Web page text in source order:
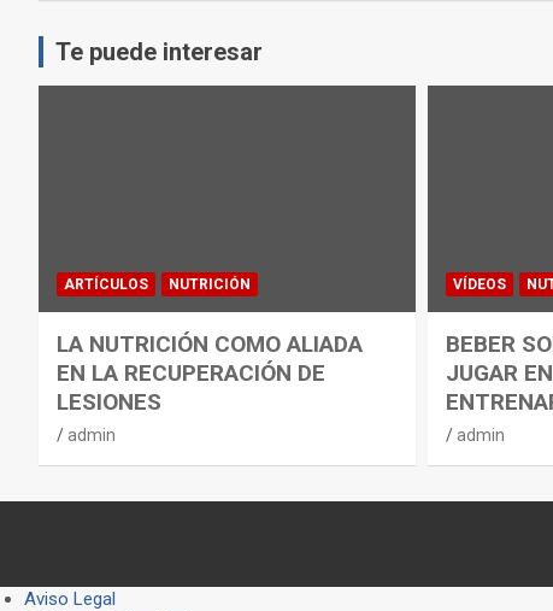
Te puede interesar
ARTÍCULOS NUTRICIÓN
LA NUTRICIÓN COMO ALIADA
EN LA RECUPERACIÓN DE
LESIONES
admin
VÍDEOS
BEBER
JUGAR
admin
Aviso Legal